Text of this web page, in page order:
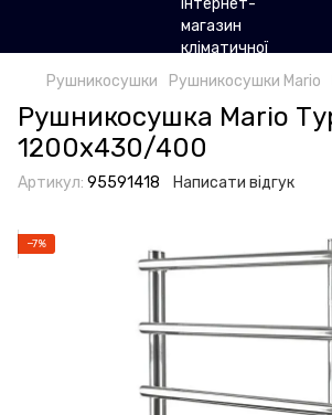
Рушникосушки Рушникосушки Mario
Рушникосушка Mario
1200х430/400
Артикул: 95591418 Написати відгук
−7%